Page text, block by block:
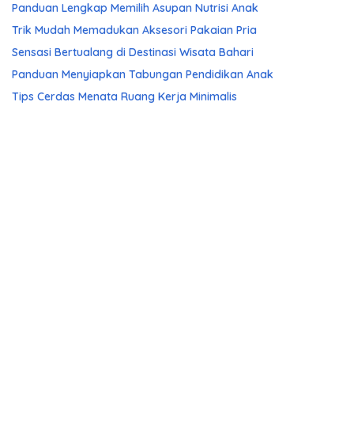
Panduan Lengkap Memilih Asupan Nutrisi Anak
Trik Mudah Memadukan Aksesori Pakaian Pria
Sensasi Bertualang di Destinasi Wisata Bahari
Panduan Menyiapkan Tabungan Pendidikan Anak
Tips Cerdas Menata Ruang Kerja Minimalis